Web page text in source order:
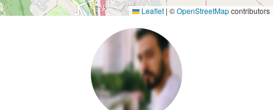
Leaflet | ©OpenStreetMapcontributors